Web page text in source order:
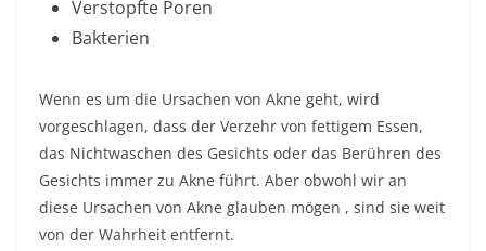
Verstopfte Poren
Bakterien
Wenn es um die Ursachen von Akne geht, wird
vorgeschlagen, dass der Verzehr von fettigem Essen,
das Nichtwaschen des Gesichts oder das Berühren des
Gesichts immer zu Akne führt. Aber obwohl wir an
diese Ursachen von Akne glauben mögen , sind sie weit
von der Wahrheit entfernt.